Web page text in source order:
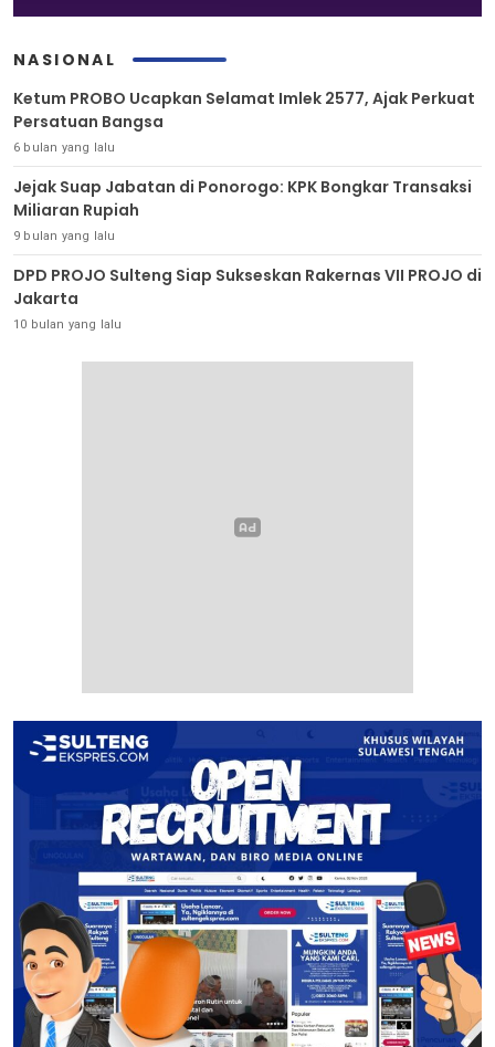
NASIONAL
Ketum PROBO Ucapkan Selamat Imlek 2577, Ajak Perkuat
Persatuan Bangsa
6 bulan yang lalu
Jejak Suap Jabatan di Ponorogo: KPK Bongkar Transaksi
Miliaran Rupiah
9 bulan yang lalu
DPD PROJO Sulteng Siap Sukseskan Rakernas VII PROJO di
Jakarta
10 bulan yang lalu